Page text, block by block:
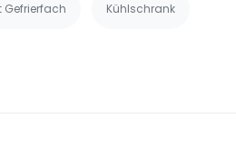
Gefrierfach Kühlschrank